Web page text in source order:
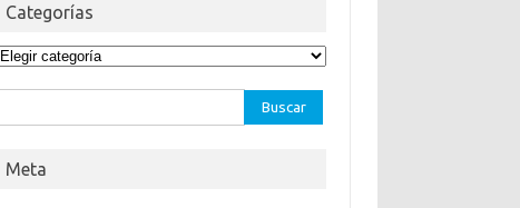
Categorías
Categorías
Meta